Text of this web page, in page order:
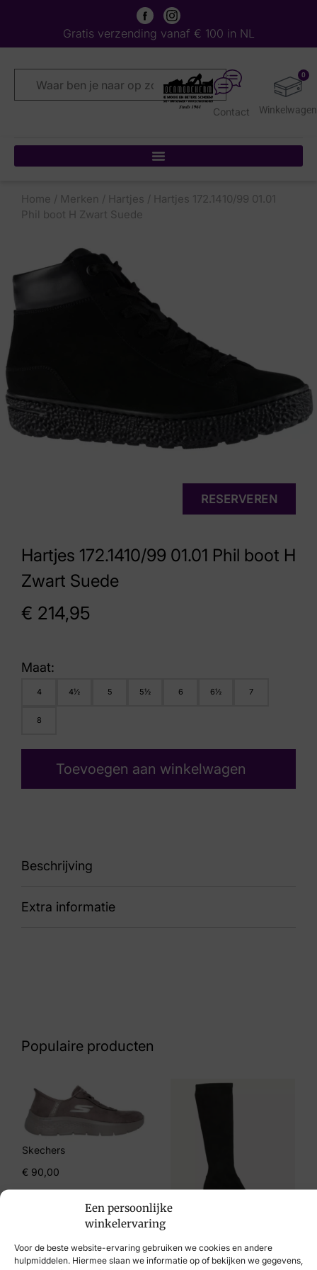
Een persoonlijke
winkelervaring
Voor de beste website-ervaring gebruiken we cookies en andere
hulpmiddelen. Hiermee slaan we informatie op of bekijken we gegevens,
Gratis verzending vanaf € 100 in NL
0
Contact
Home / Merken / Hartjes / Hartjes 172.1410/99 01.01
Phil boot H Zwart Suede
Hartjes 172.1410/99 01.01 Phil boot H
Zwart Suede
€ 214,95
RESERVEREN
Maat:
4 4½ 5 5½ 6 6½ 7
8
Toevoegen aan winkelwagen
Beschrijving
88 172.1410/99 01.01 Phil boot H
Extra informatie
4, 4½, 5, 5½, 6, 6½, 7, 8
Merk
Hartjes
Artikelnummer
172.1410/99 01.01 Phil boot H
Populaire producten
Skechers
€ 90,00
€99,95